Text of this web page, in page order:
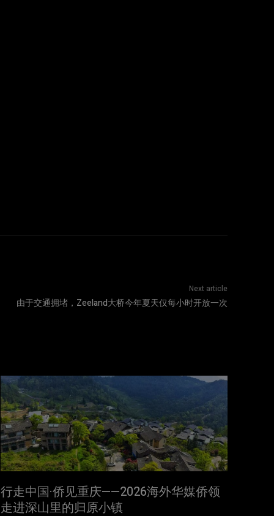
Next article
由于交通拥堵，Zeeland大桥今年夏天仅每小时开放一次
行走中国·侨见重庆——2026海外华媒侨领
走进深山里的归原小镇